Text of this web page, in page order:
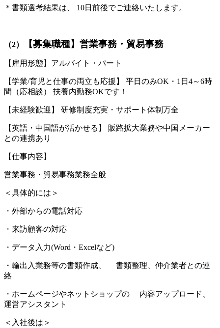
＊書類選考結果は、 10日前後でご連絡いたします。
（2） 【募集職種】営業事務・貿易事務
【雇用形態】アルバイト・パート
【学業/育児と仕事の両立も応援】 平日のみOK・1日4～6時
間（応相談） 扶養内勤務OKです！
【未経験歓迎】 研修制度充実・サポート体制万全
【英語・中国語が活かせる】 販路拡大業務や中国メーカー
との連携あり
【仕事内容】
営業事務・貿易事務業務全般
＜具体的には＞
・外部からの電話対応
・来訪顧客の対応
・データ入力(Word・Excelなど)
・輸出入業務等の書類作成、 書類整理、仲介業者との連
絡
・ホームページやネットショップの 内容アップロード、
運営アシスタント
＜入社後は＞